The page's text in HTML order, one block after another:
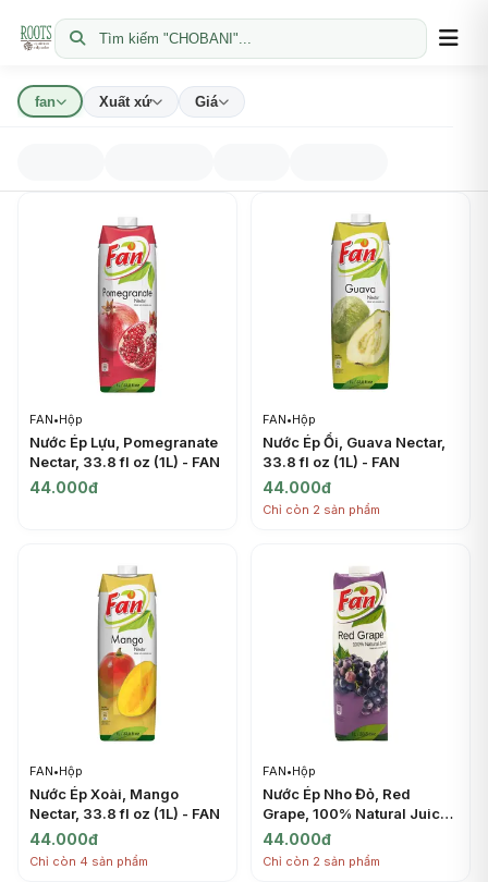
Tìm kiếm "CHOBANI"...
fan Xuất xứ Giá
FAN•Hộp
Nước Ép Lựu, Pomegranate
Nectar, 33.8 fl oz (1L) - FAN
44.000đ
FAN•Hộp
Nước Ép Ổi, Guava Nectar,
33.8 fl oz (1L) - FAN
44.000đ
Chỉ còn 2 sản phẩm
FAN•Hộp
Nước Ép Xoài, Mango
Nectar, 33.8 fl oz (1L) - FAN
44.000đ
Chỉ còn 4 sản phẩm
FAN•Hộp
Nước Ép Nho Đỏ, Red
Grape, 100% Natural Juice,
33.8 fl oz (1L) - FAN
44.000đ
Chỉ còn 2 sản phẩm